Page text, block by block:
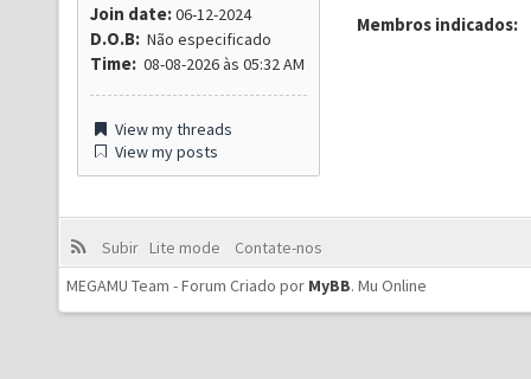
Join date:06-12-2024
D.O.B: Não especificado
Time: 08-08-2026 às 05:32 AM
View my threads
View my posts
Membros indicados:
Subir Lite mode
Contate-nos
MEGAMU Team - Forum Criado por MyBB. Mu Online